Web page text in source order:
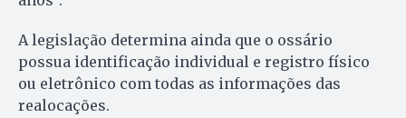
A legislação determina ainda que o ossário
possua identificação individual e registro físico
ou eletrônico com todas as informações das
realocações.